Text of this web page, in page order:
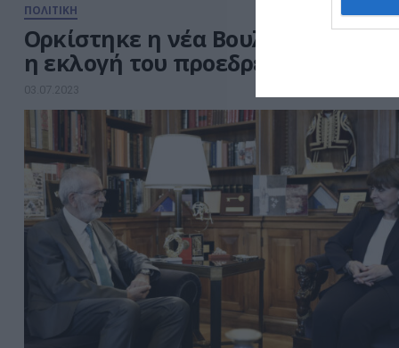
ΠΟΛΙΤΙΚΗ
Ορκίστηκε η νέα Βουλή – Την
η εκλογή του προεδρείου
03.07.2023